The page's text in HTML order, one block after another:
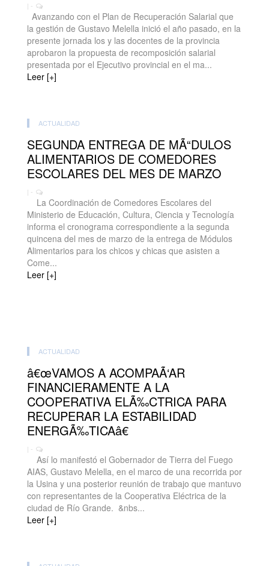
| -
Avanzando con el Plan de Recuperación Salarial que
la gestión de Gustavo Melella inició el año pasado, en la
presente jornada los y las docentes de la provincia
aprobaron la propuesta de recomposición salarial
presentada por el Ejecutivo provincial en el ma...
Leer [+]
ACTUALIDAD
SEGUNDA ENTREGA DE MÃ“DULOS
ALIMENTARIOS DE COMEDORES
ESCOLARES DEL MES DE MARZO
| -
La Coordinación de Comedores Escolares del
Ministerio de Educación, Cultura, Ciencia y Tecnología
informa el cronograma correspondiente a la segunda
quincena del mes de marzo de la entrega de Módulos
Alimentarios para los chicos y chicas que asisten a
Come...
Leer [+]
ACTUALIDAD
â€œVAMOS A ACOMPAÃ‘AR
FINANCIERAMENTE A LA
COOPERATIVA ELÃ‰CTRICA PARA
RECUPERAR LA ESTABILIDAD
ENERGÃ‰TICAâ€
| -
Así lo manifestó el Gobernador de Tierra del Fuego
AIAS, Gustavo Melella, en el marco de una recorrida por
la Usina y una posterior reunión de trabajo que mantuvo
con representantes de la Cooperativa Eléctrica de la
ciudad de Río Grande. &nbs...
Leer [+]